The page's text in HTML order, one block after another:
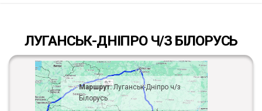
ЛУГАНСЬК-ДНІПРО Ч/З БІЛОРУСЬ
Маршрут:Луганськ-Дніпро ч/з
Білорусь